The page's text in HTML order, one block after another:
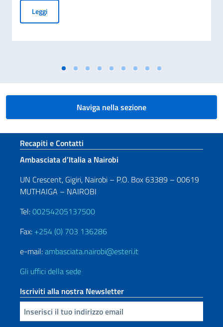
LeggiPiano Mattei per l’Africa, trasmessa al Parlamento la
Naviga nella sezione
Sezione footer
Recapiti e Contatti
Ambasciata d’Italia a Nairobi
UN Crescent, Gigiri, Nairobi – P.O. Box 63389 – 00619
MUTHAIGA – NAIROBI
Tel:00254205137500
Fax: +254 (0) 703 136286
e-mail:ambasciata.nairobi@esteri.it
Gli uffici della sede
Iscriviti alla nostra Newsletter
Inserisci la tua email